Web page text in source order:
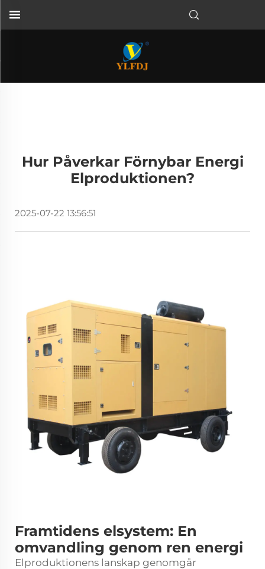
Hur Påverkar Förnybar Energi
Elproduktionen?
2025-07-22 13:56:51
Framtidens elsystem: En
omvandling genom ren energi
Elproduktionens lanskap genomgår